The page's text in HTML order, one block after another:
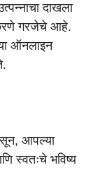
दाखला
करणे गरजेचे आहे.
ऑनलाइन
आपल्या
स्वतःचे भविष्य